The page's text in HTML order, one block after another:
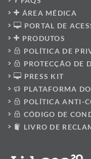
ÁREA MÉDICA
PORTAL DE
PRODUTOS
POLÍTICA DE
PROTECÇÃO DE
PRESS KIT
PLATAFORMA
POLÍTICA ANTI-
CÓDIGO DE
LIVRO DE